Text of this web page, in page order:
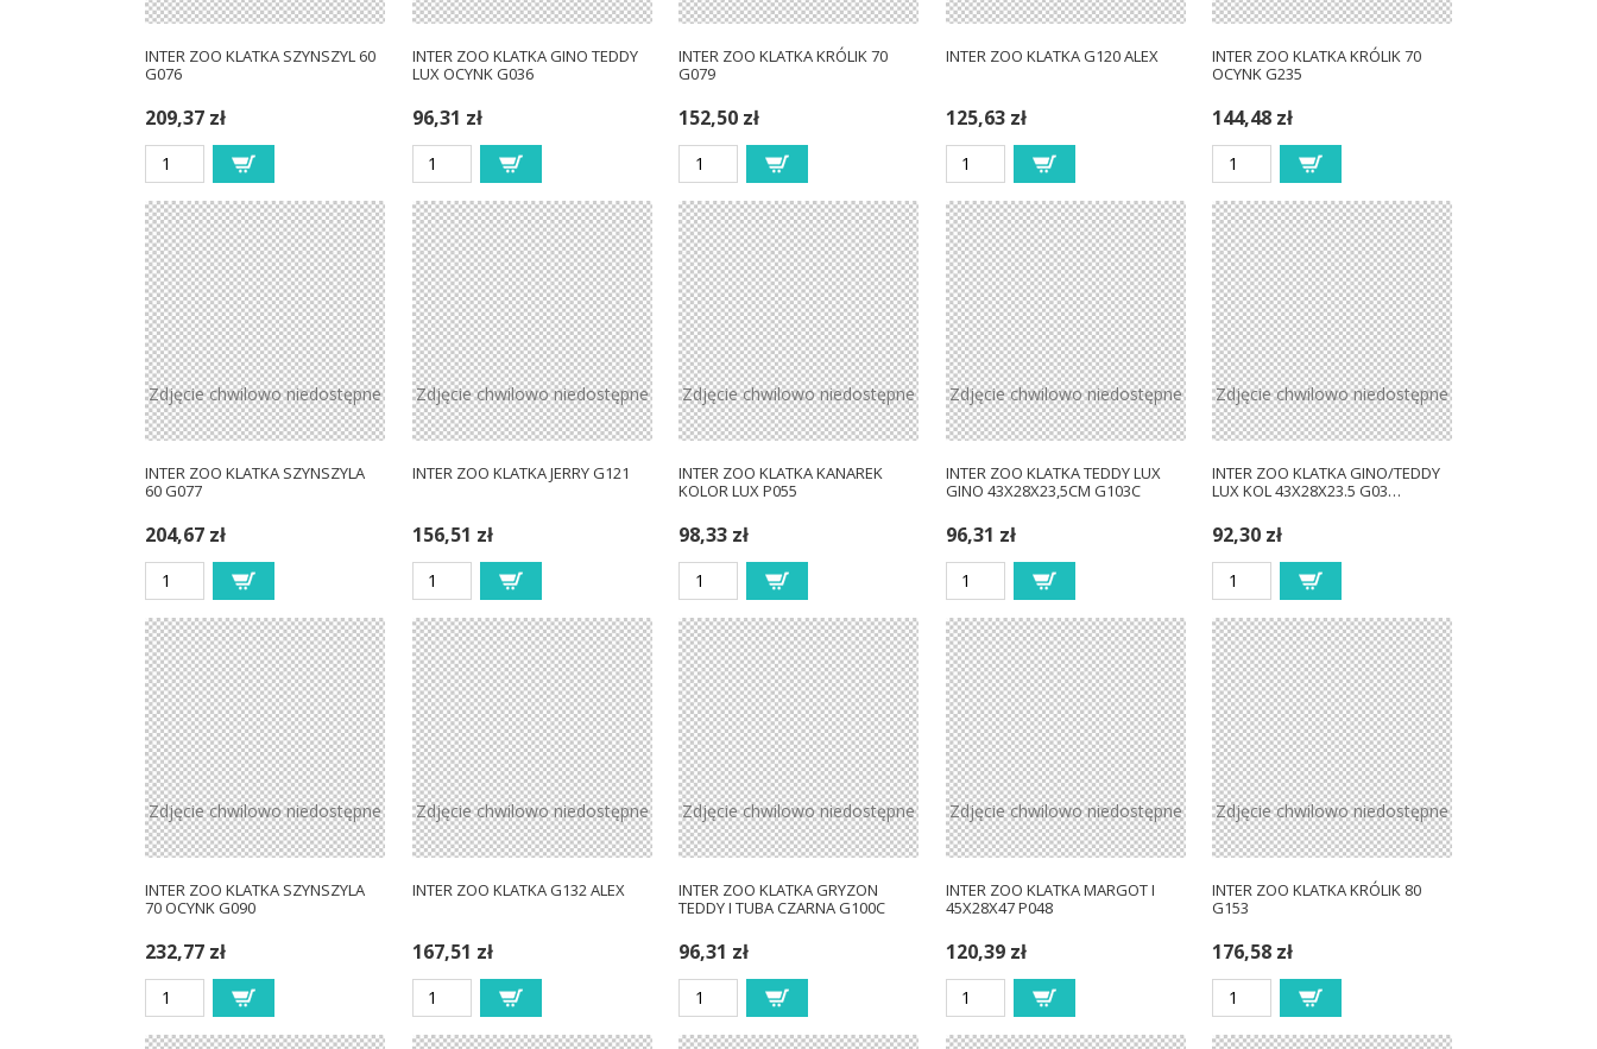
INTER ZOO KLATKA SZYNSZYL 60
G076
209,37 zł
INTER ZOO KLATKA GINO TEDDY
LUX OCYNK G036
96,31 zł
INTER ZOO KLATKA KRÓLIK 70
G079
152,50 zł
INTER ZOO KLATKA G120 ALEX
125,63 zł
INTER ZOO KLATKA KRÓLIK 70
OCYNK G235
144,48 zł
Zdjęcie chwilowo niedostępne
INTER ZOO KLATKA SZYNSZYLA
60 G077
204,67 zł
Zdjęcie chwilowo niedostępne
INTER ZOO KLATKA JERRY G121
156,51 zł
Zdjęcie chwilowo niedostępne
INTER ZOO KLATKA KANAREK
KOLOR LUX P055
98,33 zł
Zdjęcie chwilowo niedostępne
INTER ZOO KLATKA TEDDY LUX
GINO 43X28X23,5CM G103C
96,31 zł
Zdjęcie chwilowo niedostępne
INTER ZOO KLATKA GINO/TEDDY
LUX KOL 43X28X23.5 G03…
92,30 zł
Zdjęcie chwilowo niedostępne
INTER ZOO KLATKA SZYNSZYLA
70 OCYNK G090
232,77 zł
Zdjęcie chwilowo niedostępne
INTER ZOO KLATKA G132 ALEX
167,51 zł
Zdjęcie chwilowo niedostępne
INTER ZOO KLATKA GRYZON
TEDDY I TUBA CZARNA G100C
96,31 zł
Zdjęcie chwilowo niedostępne
INTER ZOO KLATKA MARGOT I
45X28X47 P048
120,39 zł
Zdjęcie chwilowo niedostępne
INTER ZOO KLATKA KRÓLIK 80
G153
176,58 zł